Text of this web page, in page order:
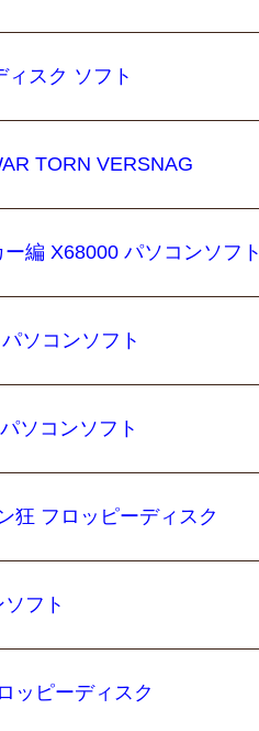
スク ソフト
TORN VERSNAG
編 X68000 パソコンソフト
ソコンソフト
ソコンソフト
狂 フロッピーディスク
フト
ッピーディスク